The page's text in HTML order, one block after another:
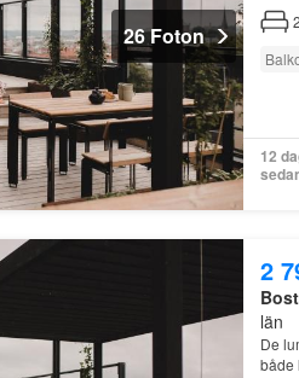
26 Foton
2
12
2
län
De
både